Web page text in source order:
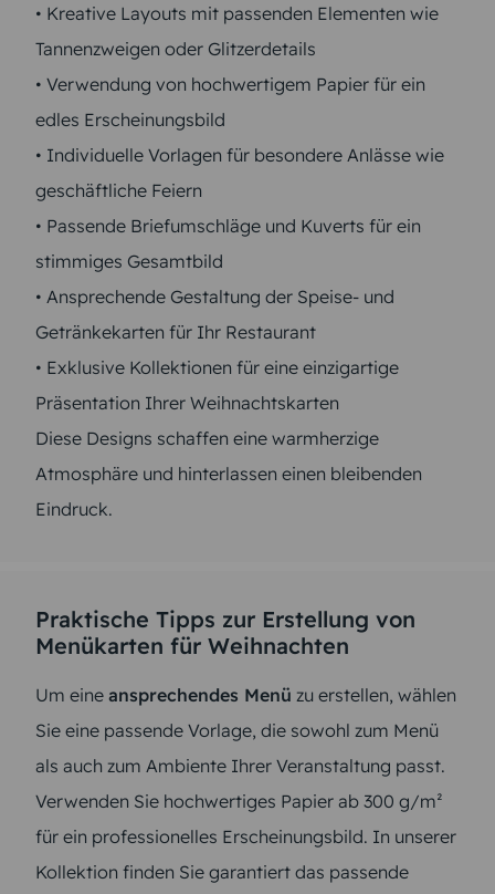
• Kreative Layouts mit passenden Elementen wie
Tannenzweigen oder Glitzerdetails
• Verwendung von hochwertigem Papier für ein
edles Erscheinungsbild
• Individuelle Vorlagen für besondere Anlässe wie
geschäftliche Feiern
• Passende Briefumschläge und Kuverts für ein
stimmiges Gesamtbild
• Ansprechende Gestaltung der Speise- und
Getränkekarten für Ihr Restaurant
• Exklusive Kollektionen für eine einzigartige
Präsentation Ihrer Weihnachtskarten
Diese Designs schaffen eine warmherzige
Atmosphäre und hinterlassen einen bleibenden
Eindruck.
Praktische Tipps zur Erstellung von
Menükarten für Weihnachten
Um eine ansprechendes Menü zu erstellen, wählen
Sie eine passende Vorlage, die sowohl zum Menü
als auch zum Ambiente Ihrer Veranstaltung passt.
Verwenden Sie hochwertiges Papier ab 300 g/m²
für ein professionelles Erscheinungsbild. In unserer
Kollektion finden Sie garantiert das passende